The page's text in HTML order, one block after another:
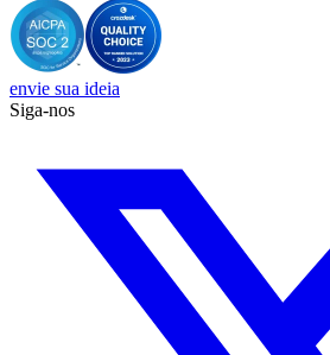
envie sua ideia
Siga-nos